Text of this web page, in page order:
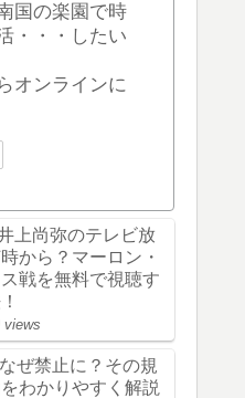
国の楽園で時
・・・したい
オンラインに
上尚弥のテレビ放
から？マーロン・
戦を無料で視聴す
views
ぜ禁止に？その規
わかりやすく解説